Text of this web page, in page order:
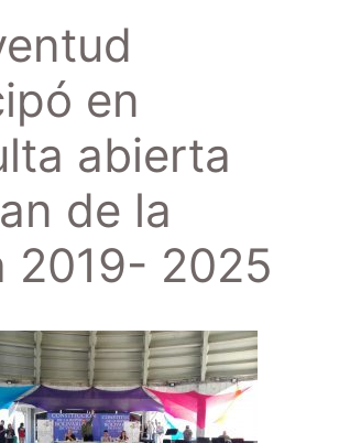
en
abierta
de la
2019- 2025